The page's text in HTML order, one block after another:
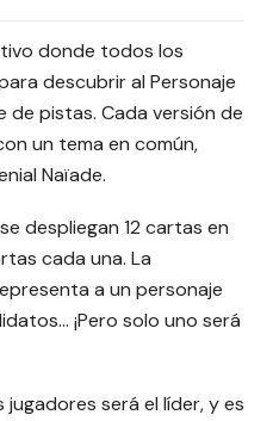
donde todos los
descubrir al Personaje
de pistas. Cada versión de
un tema en común,
Naïade.
despliegan 12 cartas en
cada una. La
a un personaje
¡Pero solo uno será
jugadores será el líder, y es